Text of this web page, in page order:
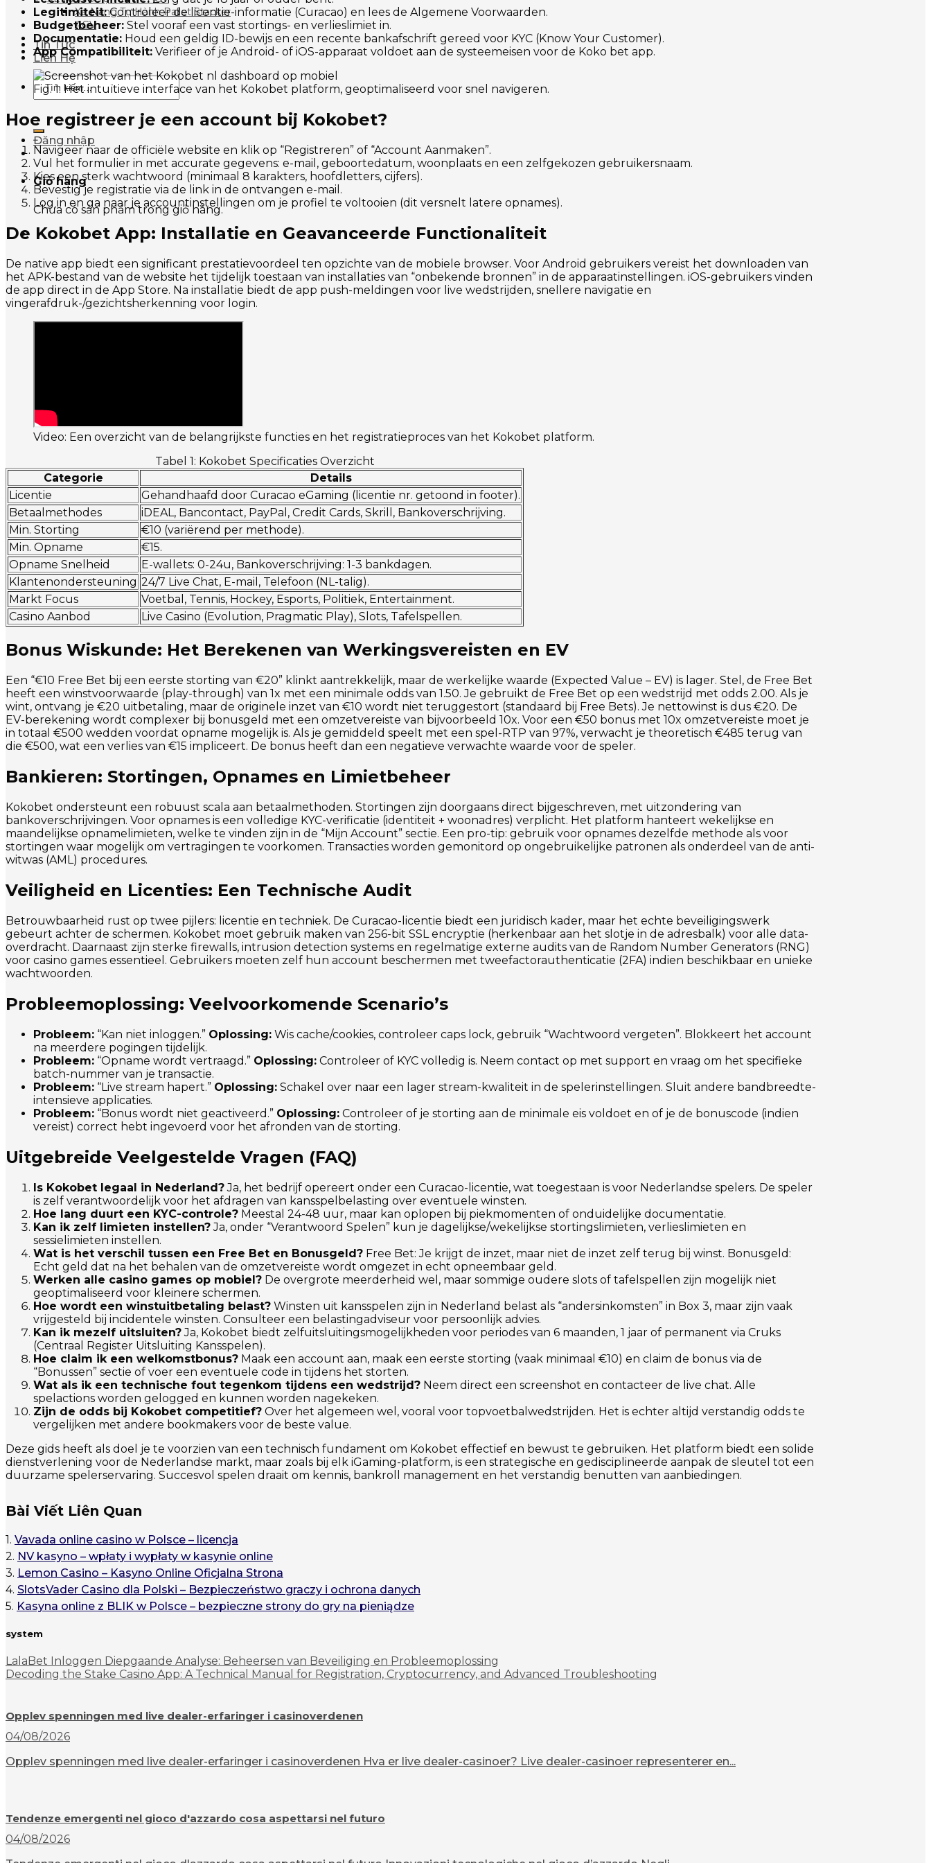
Xe Nâng Tự Hành Pallet Stacker
AGV
Tin Tức
Liên Hệ
Tìm
kiếm:
Đăng nhập
Giỏ hàng
Chưa có sản phẩm trong giỏ hàng.
Legitimiteit:Controleer de licentie-informatie (Curacao) en lees de Algemene Voorwaarden.
Budgetbeheer: Stel vooraf een vast stortings- en verlieslimiet in.
Documentatie: Houd een geldig ID-bewijs en een recente bankafschrift gereed voor KYC (Know Your Customer).
App Compatibiliteit: Verifieer of je Android- of iOS-apparaat voldoet aan de systeemeisen voor de Koko bet app.
Fig. 1: Het intuïtieve interface van het Kokobet platform, geoptimaliseerd voor snel navigeren.
Hoe registreer je een account bij Kokobet?
Navigeer naar de officiële website en klik op “Registreren” of “Account Aanmaken”.
Vul het formulier in met accurate gegevens: e-mail, geboortedatum, woonplaats en een zelfgekozen gebruikersnaam.
Kies een sterk wachtwoord (minimaal 8 karakters, hoofdletters, cijfers).
Bevestig je registratie via de link in de ontvangen e-mail.
Log in en ga naar je accountinstellingen om je profiel te voltooien (dit versnelt latere opnames).
De Kokobet App: Installatie en Geavanceerde Functionaliteit
De native app biedt een significant prestatievoordeel ten opzichte van de mobiele browser. Voor Android gebruikers vereist het downloaden van
het APK-bestand van de website het tijdelijk toestaan van installaties van “onbekende bronnen” in de apparaatinstellingen. iOS-gebruikers vinden
de app direct in de App Store. Na installatie biedt de app push-meldingen voor live wedstrijden, snellere navigatie en
vingerafdruk-/gezichtsherkenning voor login.
Video: Een overzicht van de belangrijkste functies en het registratieproces van het Kokobet platform.
Tabel 1: Kokobet Specificaties Overzicht
Categorie
Details
Licentie
Gehandhaafd door Curacao eGaming (licentie nr. getoond in footer).
Betaalmethodes
iDEAL, Bancontact, PayPal, Credit Cards, Skrill, Bankoverschrijving.
Min. Storting
€10 (variërend per methode).
Min. Opname
€15.
Opname Snelheid
E-wallets: 0-24u, Bankoverschrijving: 1-3 bankdagen.
Klantenondersteuning 24/7 Live Chat, E-mail, Telefoon (NL-talig).
Markt Focus
Voetbal, Tennis, Hockey, Esports, Politiek, Entertainment.
Casino Aanbod
Live Casino (Evolution, Pragmatic Play), Slots, Tafelspellen.
Bonus Wiskunde: Het Berekenen van Werkingsvereisten en EV
Een “€10 Free Bet bij een eerste storting van €20” klinkt aantrekkelijk, maar de werkelijke waarde (Expected Value – EV) is lager. Stel, de Free Bet
heeft een winstvoorwaarde (play-through) van 1x met een minimale odds van 1.50. Je gebruikt de Free Bet op een wedstrijd met odds 2.00. Als je
wint, ontvang je €20 uitbetaling, maar de originele inzet van €10 wordt niet teruggestort (standaard bij Free Bets). Je nettowinst is dus €20. De
EV-berekening wordt complexer bij bonusgeld met een omzetvereiste van bijvoorbeeld 10x. Voor een €50 bonus met 10x omzetvereiste moet je
in totaal €500 wedden voordat opname mogelijk is. Als je gemiddeld speelt met een spel-RTP van 97%, verwacht je theoretisch €485 terug van
die €500, wat een verlies van €15 impliceert. De bonus heeft dan een negatieve verwachte waarde voor de speler.
Bankieren: Stortingen, Opnames en Limietbeheer
Kokobet ondersteunt een robuust scala aan betaalmethoden. Stortingen zijn doorgaans direct bijgeschreven, met uitzondering van
bankoverschrijvingen. Voor opnames is een volledige KYC-verificatie (identiteit + woonadres) verplicht. Het platform hanteert wekelijkse en
maandelijkse opnamelimieten, welke te vinden zijn in de “Mijn Account” sectie. Een pro-tip: gebruik voor opnames dezelfde methode als voor
stortingen waar mogelijk om vertragingen te voorkomen. Transacties worden gemonitord op ongebruikelijke patronen als onderdeel van de anti-
witwas (AML) procedures.
Veiligheid en Licenties: Een Technische Audit
Betrouwbaarheid rust op twee pijlers: licentie en techniek. De Curacao-licentie biedt een juridisch kader, maar het echte beveiligingswerk
gebeurt achter de schermen. Kokobet moet gebruik maken van 256-bit SSL encryptie (herkenbaar aan het slotje in de adresbalk) voor alle data-
overdracht. Daarnaast zijn sterke firewalls, intrusion detection systems en regelmatige externe audits van de Random Number Generators (RNG)
voor casino games essentieel. Gebruikers moeten zelf hun account beschermen met tweefactorauthenticatie (2FA) indien beschikbaar en unieke
wachtwoorden.
Probleemoplossing: Veelvoorkomende Scenario’s
Probleem: “Kan niet inloggen.” Oplossing: Wis cache/cookies, controleer caps lock, gebruik “Wachtwoord vergeten”. Blokkeert het account
na meerdere pogingen tijdelijk.
Probleem: “Opname wordt vertraagd.” Oplossing: Controleer of KYC volledig is. Neem contact op met support en vraag om het specifieke
batch-nummer van je transactie.
Probleem: “Live stream hapert.” Oplossing: Schakel over naar een lager stream-kwaliteit in de spelerinstellingen. Sluit andere bandbreedte-
intensieve applicaties.
Probleem: “Bonus wordt niet geactiveerd.” Oplossing: Controleer of je storting aan de minimale eis voldoet en of je de bonuscode (indien
vereist) correct hebt ingevoerd voor het afronden van de storting.
Uitgebreide Veelgestelde Vragen (FAQ)
Is Kokobet legaal in Nederland?Ja, het bedrijf opereert onder een Curacao-licentie, wat toegestaan is voor Nederlandse spelers. De speler
is zelf verantwoordelijk voor het afdragen van kansspelbelasting over eventuele winsten.
Hoe lang duurt een KYC-controle? Meestal 24-48 uur, maar kan oplopen bij piekmomenten of onduidelijke documentatie.
Kan ik zelf limieten instellen?Ja, onder “Verantwoord Spelen” kun je dagelijkse/wekelijkse stortingslimieten, verlieslimieten en
sessielimieten instellen.
Wat is het verschil tussen een Free Bet en Bonusgeld? Free Bet: Je krijgt de inzet, maar niet de inzet zelf terug bij winst. Bonusgeld:
Echt geld dat na het behalen van de omzetvereiste wordt omgezet in echt opneembaar geld.
Werken alle casino games op mobiel? De overgrote meerderheid wel, maar sommige oudere slots of tafelspellen zijn mogelijk niet
geoptimaliseerd voor kleinere schermen.
Hoe wordt een winstuitbetaling belast? Winsten uit kansspelen zijn in Nederland belast als “andersinkomsten” in Box 3, maar zijn vaak
vrijgesteld bij incidentele winsten. Consulteer een belastingadviseur voor persoonlijk advies.
Kan ik mezelf uitsluiten?Ja, Kokobet biedt zelfuitsluitingsmogelijkheden voor periodes van 6 maanden, 1 jaar of permanent via Cruks
(Centraal Register Uitsluiting Kansspelen).
Hoe claim ik een welkomstbonus? Maak een account aan, maak een eerste storting (vaak minimaal €10) en claim de bonus via de
“Bonussen” sectie of voer een eventuele code in tijdens het storten.
Wat als ik een technische fout tegenkom tijdens een wedstrijd? Neem direct een screenshot en contacteer de live chat. Alle
spelactions worden gelogged en kunnen worden nagekeken.
Zijn de odds bij Kokobet competitief? Over het algemeen wel, vooral voor topvoetbalwedstrijden. Het is echter altijd verstandig odds te
vergelijken met andere bookmakers voor de beste value.
Deze gids heeft als doel je te voorzien van een technisch fundament om Kokobet effectief en bewust te gebruiken. Het platform biedt een solide
dienstverlening voor de Nederlandse markt, maar zoals bij elk iGaming-platform, is een strategische en gedisciplineerde aanpak de sleutel tot een
duurzame spelerservaring. Succesvol spelen draait om kennis, bankroll management en het verstandig benutten van aanbiedingen.
Bài Viết Liên Quan
1. Vavada online casino w Polsce – licencja
2. NV kasyno – wpłaty i wypłaty w kasynie online
3. Lemon Casino – Kasyno Online Oficjalna Strona
4. SlotsVader Casino dla Polski – Bezpieczeństwo graczy i ochrona danych
5. Kasyna online z BLIK w Polsce – bezpieczne strony do gry na pieniądze
system
LalaBet Inloggen Diepgaande Analyse: Beheersen van Beveiliging en Probleemoplossing
Decoding the Stake Casino App: A Technical Manual for Registration, Cryptocurrency, and Advanced Troubleshooting
Opplev spenningen med live dealer-erfaringer i casinoverdenen
04/08/2026
Opplev spenningen med live dealer-erfaringer i casinoverdenen Hva er live dealer-casinoer? Live dealer-casinoer representerer en...
Tendenze emergenti nel gioco d'azzardo cosa aspettarsi nel futuro
04/08/2026